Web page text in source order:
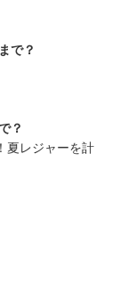
で？
？
夏レジャーを計